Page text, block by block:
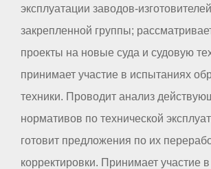
эксплуатации заводов-
закрепленной группы;
проекты на новые суда и судовую
принимает участие в испытаниях
техники. Проводит анализ
нормативов по технической
готовит предложения по их
корректировки. Принимает участие в